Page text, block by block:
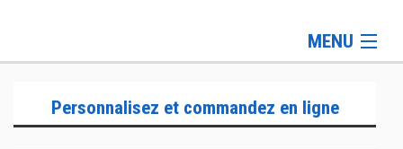
MENU
Training
Personnalisez et commandez en ligne